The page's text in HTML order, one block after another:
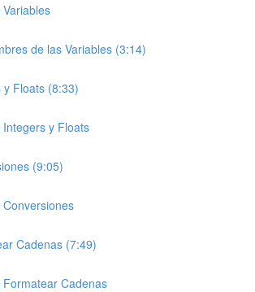
de las Variables (3:14)
y Floats (8:33)
Integers y Floats
(9:05)
Conversiones
Cadenas (7:49)
Formatear Cadenas